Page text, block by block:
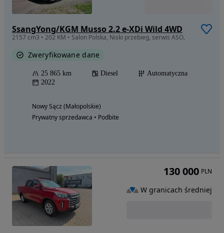
SsangYong/KGM Musso 2.2 e-XDi Wild 4WD
2157 cm3 • 202 KM • Salon Polska, Niski przebieg, serwis ASO,
Zweryfikowane dane
25 865 km Diesel
Automatyczna
2022
Nowy Sącz (Małopolskie)
Prywatny sprzedawca • Podbite
130 000 PLN
W granicach średniej